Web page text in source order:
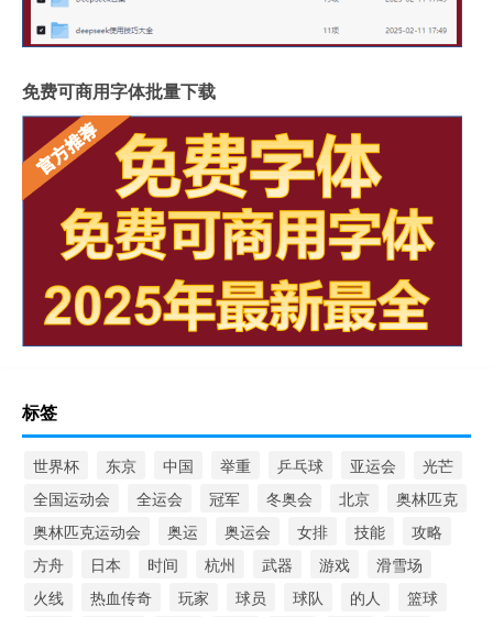
免费可商用字体批量下载
标签
世界杯 东京 中国 举重 乒乓球 亚运会
光芒
全国运动会
全运会 冠军 冬奥会 北京
奥林匹克
奥林匹克运动会
奥运 奥运会 女排 技能
攻略
方舟
日本 时间 杭州 武器 游戏
滑雪场
火线
热血传奇 玩家 球员 球队 的人
篮球